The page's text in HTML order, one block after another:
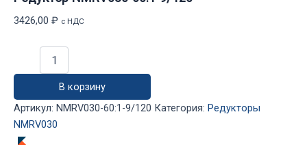
3426,00 ₽ с НДС
Редуктор
NMRV030-
60:1-
9/120
В корзину
Артикул: NMRV030-60:1-9/120 Категория: Редукторы
NMRV030